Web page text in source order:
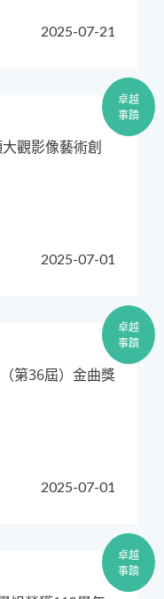
2025-07-21
卓越
事蹟
2025-07-01
觀影像藝術創
卓越
事蹟
2025-07-01
第36屆）金曲獎
卓越
事蹟